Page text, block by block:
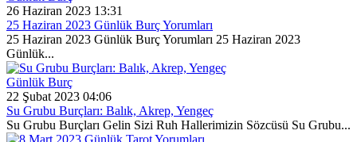
26 Haziran 2023 13:31
25 Haziran 2023 Günlük Burç Yorumları
25 Haziran 2023 Günlük Burç Yorumları 25 Haziran 2023
Günlük...
Günlük Burç
22 Şubat 2023 04:06
Su Grubu Burçları: Balık, Akrep, Yengeç
Su Grubu Burçları Gelin Sizi Ruh Hallerimizin Sözcüsü Su Grubu...